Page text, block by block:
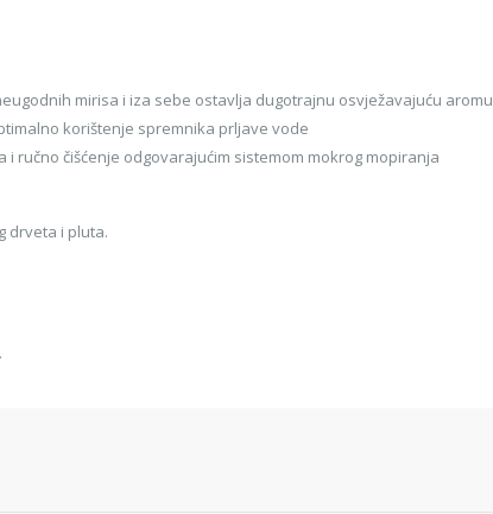
mirisa i iza sebe ostavlja dugotrajnu osvježavajuću aromu
korištenje spremnika prljave vode
ručno čišćenje odgovarajućim sistemom mokrog mopiranja
drveta i pluta.